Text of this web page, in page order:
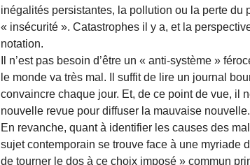
inégalités persistantes, la pollution ou la perte du
« insécurité ». Catastrophes il y a, et la
notation.
Il n’est pas besoin d’être un « anti-système »
le monde va très mal. Il suffit de lire un journal
convaincre chaque jour. Et, de ce point de vue, il
nouvelle revue pour diffuser la mauvaise nouvelle.
En revanche, quant à identifier les causes des
sujet contemporain se trouve face à une myriade
de tourner le dos à ce choix imposé » commun